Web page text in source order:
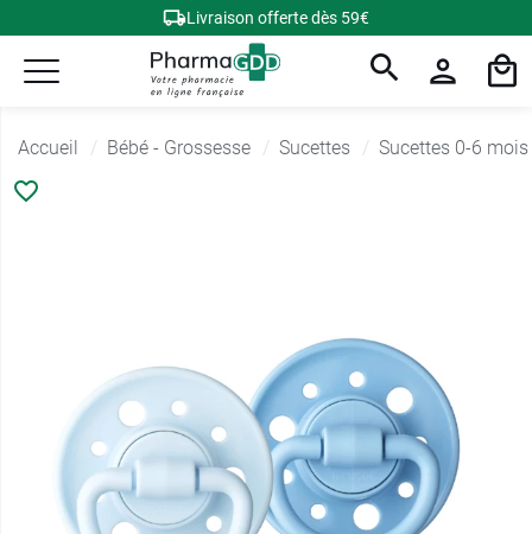
Livraison offerte dès 59€
Accueil Bébé - Grossesse Sucettes Sucettes 0-6 mois